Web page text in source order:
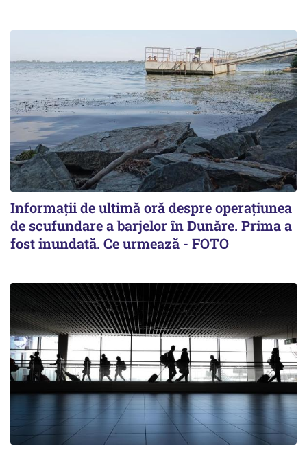
Informații de ultimă oră despre operațiunea
de scufundare a barjelor în Dunăre. Prima a
fost inundată. Ce urmează - FOTO